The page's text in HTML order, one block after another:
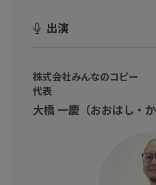
利用によって得られる「嬉しい未
本動画では、「そもそもセール
「顧客タイプ別のキャッチコ
「ペルソナの絞り方」 など
出演
株式会社みんなのコピー
代表
大橋 一慶（おおはし・か